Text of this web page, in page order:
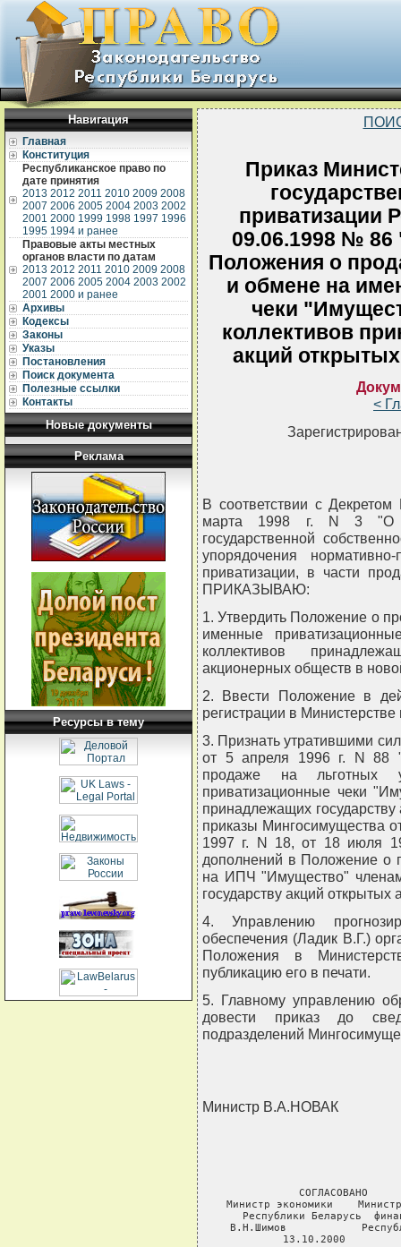
Навигация
Главная
Конституция
Республиканское право по
дате принятия
2013 2012 2011 2010 2009 2008
2007 2006 2005 2004 2003 2002
2001 2000 1999 1998 1997 1996
1995 1994 и ранее
Правовые акты местных
органов власти по датам
2013 2012 2011 2010 2009 2008
2007 2006 2005 2004 2003 2002
2001 2000 и ранее
Архивы
Кодексы
Законы
Указы
Постановления
Поиск документа
Полезные ссылки
Контакты
Новые документы
Реклама
Ресурсы в тему
Приказ
приватизации
09.06.1998 № 86
Положения о
и обмене на
чеки
коллективов
акций
<
В соответствии с
марта 1998 г. N 3 "О
государственной
упорядочения
приватизации, в части
ПРИКАЗЫВАЮ:
1. Утвердить Положение о
именные
коллективов
акционерных обществ в
2. Ввести Положение в
регистрации в
3. Признать утратившими
от 5 апреля 1996 г. N 88
продаже на
приватизационные чеки
принадлежащих
приказы Мингосимущества
1997 г. N 18, от 18 июля
дополнений в Положение о
на ИПЧ "Имущество"
государству акций
4. Управлению
обеспечения (Ладик В.Г.)
Положения в
публикацию его в печати.
5. Главному управлению
довести приказ до
подразделений
Министр В.А.НОВАК
СОГЛАСОВАНО
Министр экономики
Республики Беларусь
В.Н.Шимов
13.10.2000